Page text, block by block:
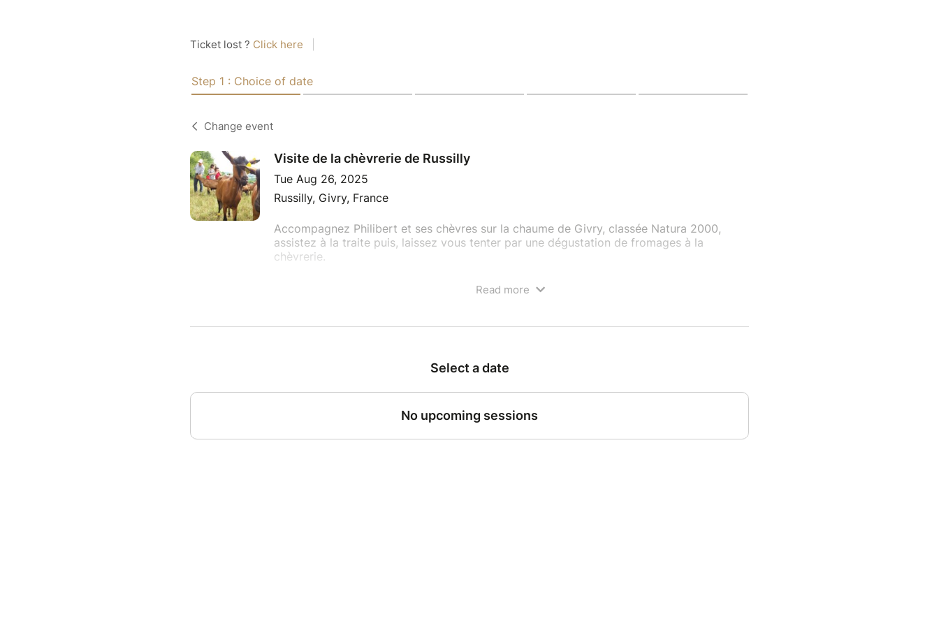
Ticket lost ? Click here
Step 1 : Choice of date
Change event
Visite de la chèvrerie de Russilly
Tue Aug 26, 2025
Russilly, Givry, France
Accompagnez Philibert et ses chèvres sur la chaume de Givry, classée Natura 2000,
assistez à la traite puis, laissez vous tenter par une dégustation de fromages à la
chèvrerie.
L'aller - retour sur la Chaume emprunte des chemins escarpés, chaussures type baskets
Read more
Select a date
No upcoming sessions